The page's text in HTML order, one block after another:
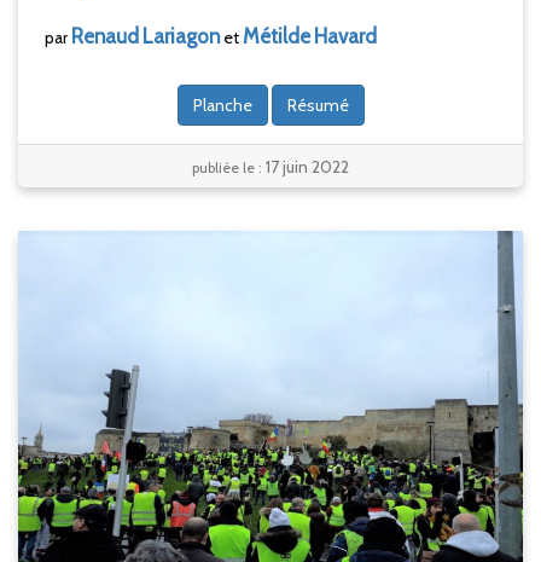
par Renaud LariagonetMétilde Havard
Planche Résumé
publiée le : 17 juin 2022